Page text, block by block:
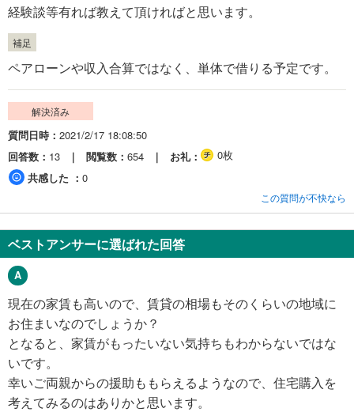
経験談等有れば教えて頂ければと思います。
補足
ペアローンや収入合算ではなく、単体で借りる予定です。
解決済み
質問日時
2021/2/17 18:08:50
回答数
13 閲覧数 654 お礼
0枚
共感した
0
この質問が不快なら
ベストアンサーに選ばれた回答
現在の家賃も高いので、賃貸の相場もそのくらいの地域に
お住まいなのでしょうか？
となると、家賃がもったいない気持ちもわからないではな
いです。
幸いご両親からの援助ももらえるようなので、住宅購入を
考えてみるのはありかと思います。